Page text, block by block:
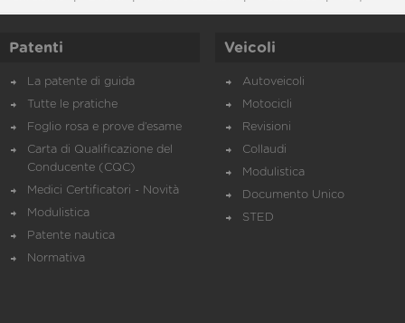
Patenti
La patente di guida
Tutte le pratiche
Foglio rosa e prove d’esame
Carta di Qualificazione del
Conducente (CQC)
Medici Certificatori - Novità
Modulistica
Patente nautica
Normativa
Veicoli
Autoveicoli
Motocicli
Revisioni
Collaudi
Modulistica
Documento Unico
STED